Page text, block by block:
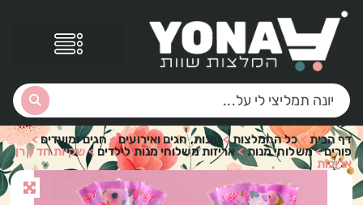
דף הבית>כל ההמלצות>עונות, חגים ואירועים> חגים ומועדים>
פורים>משלוחי מנות>אריזות משלוחי מנות לילדים >שקיות חד קרן
ארוכות